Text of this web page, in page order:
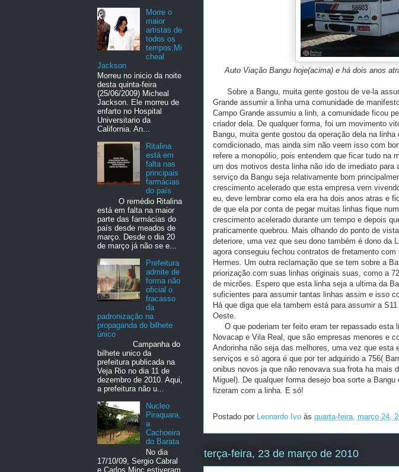
Auto Viação Bangu hoje(acima) e há dois anos
Sobre a Bangu, muita gente gostou de ve-la
Grande assumir a linha uma comunidade de
Campo Grande assumiu a linh, a comunidade ficou
criador dela. De qualquer forma, foi um movimento
Bangu, muita gente gostou da operação dela na
comdicionado, mas ainda sim não veem isso com
refere a monopólio, pois entendem que ficar tudo na
um dos motivos desta linha não ido de imediato para
serviço da Bangu seja relativamente bom
crescimento acelerado que esta empresa vem
eu, deve lembrar como ela era ha dois anos atras e
de que ela por conta de pegar muitas linhas fique
crescimento acelerado durante um tempo e depois
praticamente quebrou. Mais olhando do ponto de
deteriore, uma vez que seu dono também é dono
agora conseguiu fechou contratos de fretamento
Hermes. Um outra reclamação que se tem sobre a
priorização com suas linhas originais suas, como a
de micrões. Espero que esta linha seja a ultima da
suficientes para assumir tantas linhas assim e isso
Há que diga que ela tambem está para assumir a
Oeste.
O que poderiam ter feito eram ter repassado esta
Novacap e Vila Real, que são empresas menores e
Andorinha não seja das melhores, uma vez que esta
serviços e só agora é que por ter adquirido a 756(
onibus novos ja que não renovava sua frota ha mais
Miguel). De qualquer forma desejo boa sorte a
fizeram com a linha. E só!
Postado por Leonardo Ivo às quarta-feira, março 24,
terça-feira, 23 de março de 2010
Morre o
maior
artistas de
todos os
tempos:Mi
cheal
Jackson
Morreu no inicio da noite
desta quinta-feira
(25/06/2009) Micheal
Jackson. Ele morreu de
enfarto no Hospital
Universitario da
California. An...
Ritalina
está em
falta nas
principais
farmácias
do país
O remédio Ritalina
está em falta na maior
parte das farmácias do
país desde meados de
março. Desde o dia 20
de março já não se e...
Prefeitura
admite de
forma não
oficial o
fracasso
da
padronização na
propaganda do bilhete
único
Campanha do
bilhete unico da
prefeitura publicada na
Veja Rio no dia 11 de
dezembro de 2010. Aqui,
a prefeitura não u...
Nucleo
Piraquara,
a
Cachoeira
do Barata
No dia
17/10/09, Sergio Cabral
e Carlos Minc estiveram